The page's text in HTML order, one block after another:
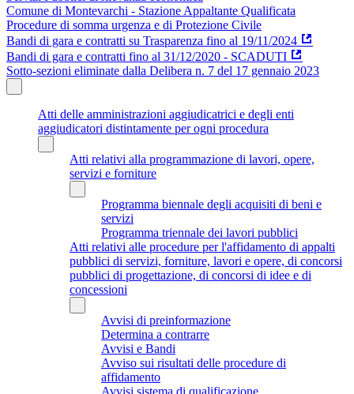
Comune di Montevarchi - Stazione Appaltante Qualificata
Procedure di somma urgenza e di Protezione Civile
Bandi di gara e contratti su Trasparenza fino al 19/11/2024
Bandi di gara e contratti fino al 31/12/2020 - SCADUTI
Sotto-sezioni eliminate dalla Delibera n. 7 del 17 gennaio 2023
Atti delle amministrazioni aggiudicatrici e degli enti
aggiudicatori distintamente per ogni procedura
Atti relativi alla programmazione di lavori, opere,
servizi e forniture
Programma biennale degli acquisiti di beni e
servizi
Programma triennale dei lavori pubblici
Atti relativi alle procedure per l'affidamento di appalti
pubblici di servizi, forniture, lavori e opere, di concorsi
pubblici di progettazione, di concorsi di idee e di
concessioni
Avvisi di preinformazione
Determina a contrarre
Avvisi e Bandi
Avviso sui risultati delle procedure di
affidamento
Avvisi sistema di qualificazione